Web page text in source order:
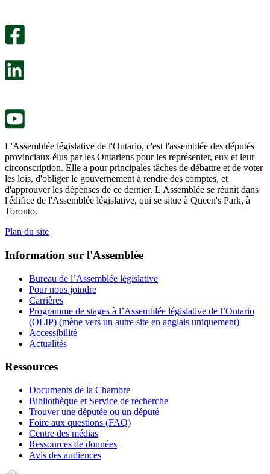
L'Assemblée législative de l'Ontario, c'est l'assemblée des députés
provinciaux élus par les Ontariens pour les représenter, eux et leur
circonscription. Elle a pour principales tâches de débattre et de voter
les lois, d'obliger le gouvernement à rendre des comptes, et
d'approuver les dépenses de ce dernier. L'Assemblée se réunit dans
l'édifice de l'Assemblée législative, qui se situe à Queen's Park, à
Toronto.
Plan du site
Information sur l'Assemblée
Bureau de l’Assemblée législative
Pour nous joindre
Carrières
Programme de stages à l’Assemblée législative de l’Ontario
(OLIP) (mène vers un autre site en anglais uniquement)
Accessibilité
Actualités
Ressources
Documents de la Chambre
Bibliothèque et Service de recherche
Trouver une députée ou un député
Foire aux questions (FAQ)
Centre des médias
Ressources de données
Avis des audiences